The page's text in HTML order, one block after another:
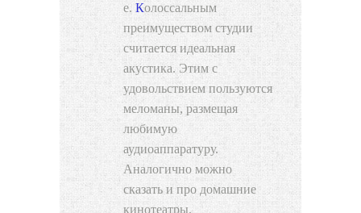
Колоссальным
преимуществом студии
считается идеальная
акустика. Этим с
удовольствием пользуются
меломаны, размещая
любимую
аудиоаппаратуру.
Аналогично можно
сказать и про домашние
кинотеатры.